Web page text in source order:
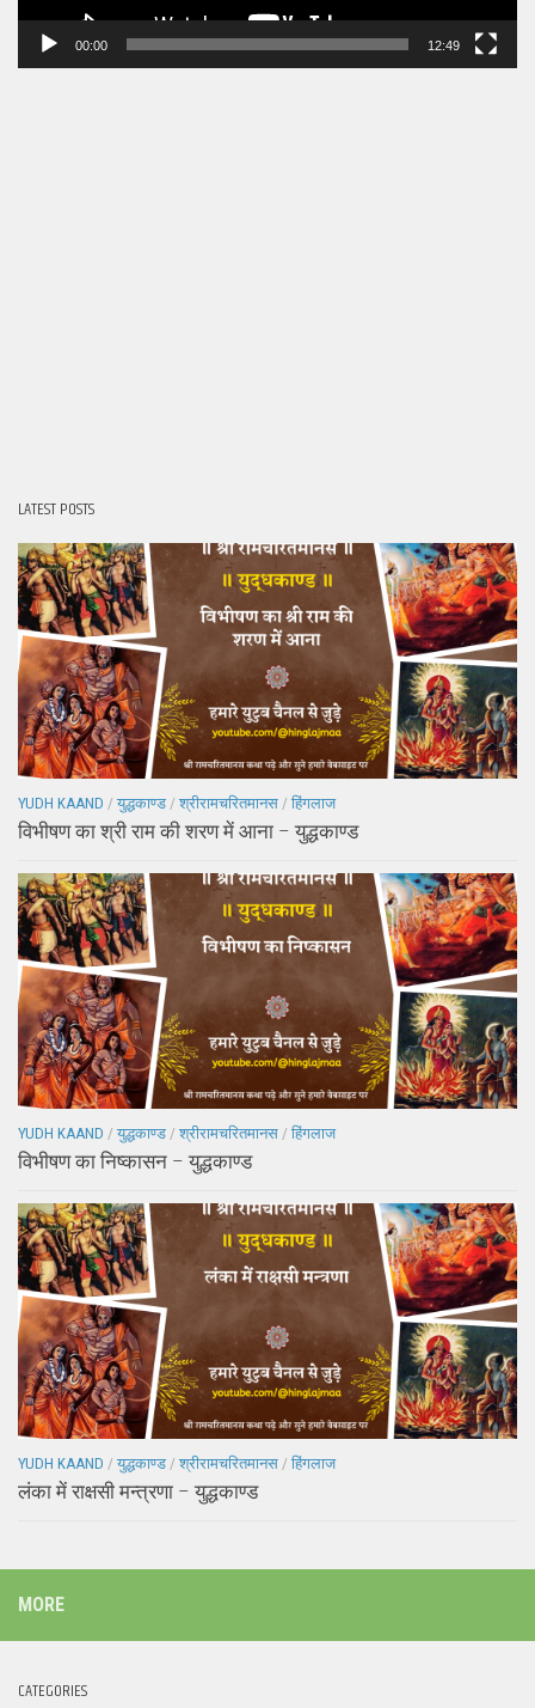
00:00 12:49
LATEST POSTS
YUDH KAAND / युद्धकाण्ड / श्रीरामचरितमानस / हिंगलाज
विभीषण का श्री राम की शरण में आना – युद्धकाण्ड
YUDH KAAND / युद्धकाण्ड / श्रीरामचरितमानस / हिंगलाज
विभीषण का निष्कासन – युद्धकाण्ड
YUDH KAAND / युद्धकाण्ड / श्रीरामचरितमानस / हिंगलाज
लंका में राक्षसी मन्त्रणा – युद्धकाण्ड
MORE
CATEGORIES